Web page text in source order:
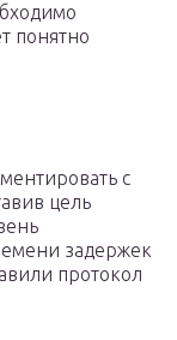
понятно
с
цель
задержек
протокол